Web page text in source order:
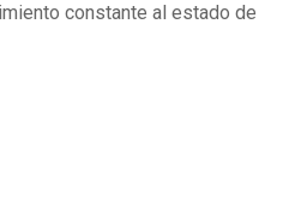
constante al estado de